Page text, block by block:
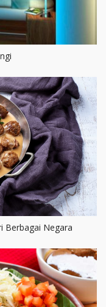
Berbagai Negara